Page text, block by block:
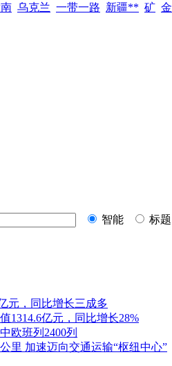
乌克兰 一带一路 新疆** 矿 金
智能
标题
元，同比增长三成多
1314.6亿元，同比增长28%
欧班列2400列
里 加速迈向交通运输“枢纽中心”